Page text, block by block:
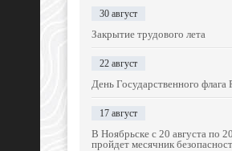
30 август
Закрытие трудового лета
22 август
День Государственного флага
17 август
В Ноябрьске с 20 августа по
пройдет месячник